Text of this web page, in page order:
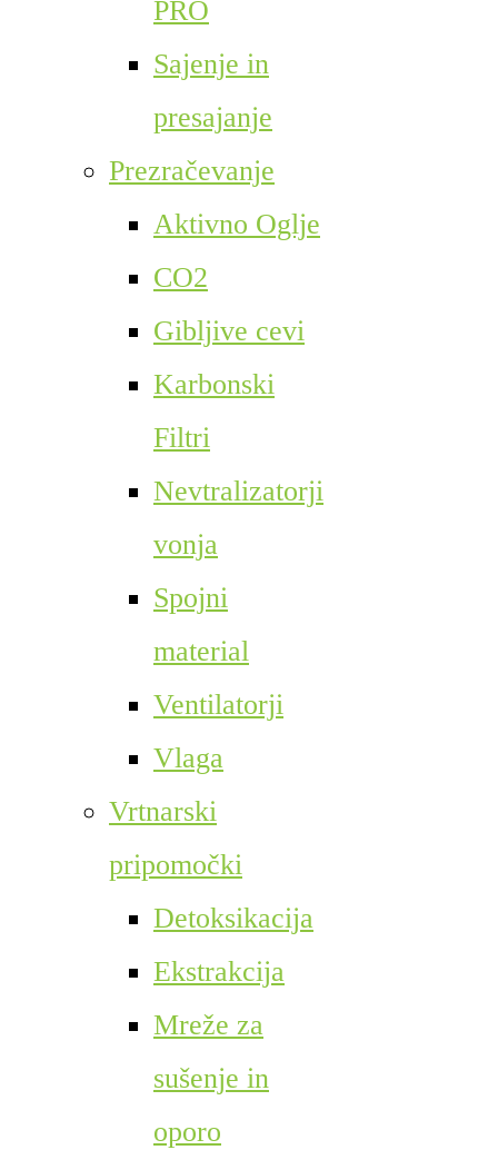
PRO
Sajenje in
presajanje
Prezračevanje
Aktivno Oglje
CO2
Gibljive cevi
Karbonski
Filtri
Nevtralizatorji
vonja
Spojni
material
Ventilatorji
Vlaga
Vrtnarski
pripomočki
Detoksikacija
Ekstrakcija
Mreže za
sušenje in
oporo